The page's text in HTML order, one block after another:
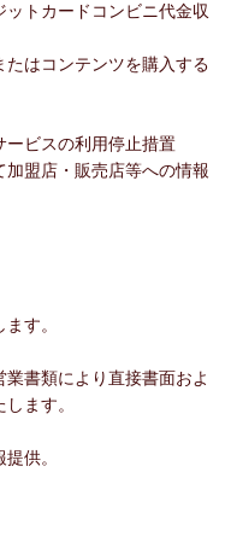
トカードコンビニ代金収
はコンテンツを購入する
ービスの利用停止措置
盟店・販売店等への情報
す。
書類により直接書面およ
ます。
供。